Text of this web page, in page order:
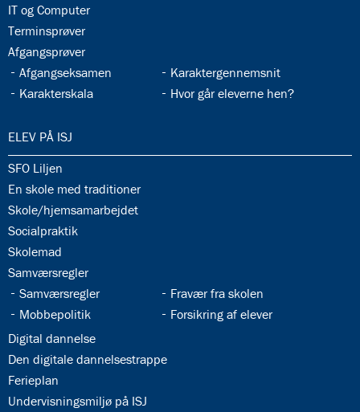
33.8:
IT og Computer
33.9:
Terminsprøver
33.10:
Afgangsprøver
33.11:
Afgangseksamen 33.12:
Karaktergennemsnit
33.13:
Karakterskala 33.14:
Hvor går eleverne hen?
34.0:
ELEV PÅ ISJ
34.1:
SFO Liljen
34.2:
En skole med traditioner
34.3:
Skole/hjemsamarbejdet
34.4:
Socialpraktik
34.5:
Skolemad
34.6:
Samværsregler
34.7:
Samværsregler 34.8:
Fravær fra skolen
34.9:
Mobbepolitik 34.10:
Forsikring af elever
34.11:
Digital dannelse
34.12:
Den digitale dannelsestrappe
34.13:
Ferieplan
34.14:
Undervisningsmiljø på ISJ